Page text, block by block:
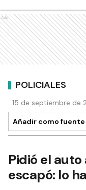
Ads
POLICIALES
15 de septiembre de
Añadir como fuente
Pidió el
escapó: lo